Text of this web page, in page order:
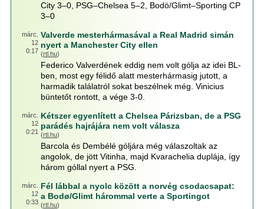
City 3–0, PSG–Chelsea 5–2, Bodö/Glimt–Sporting CP
3–0
márc.
12
0:17
Valverde mesterhármasával a Real Madrid simán
nyert a Manchester City ellen
(rtl.hu)
Federico Valverdének eddig nem volt gólja az idei BL-
ben, most egy félidő alatt mesterhármasig jutott, a
harmadik találatról sokat beszélnek még. Vinicius
büntetőt rontott, a vége 3-0.
márc.
12
0:21
Kétszer egyenlített a Chelsea Párizsban, de a PSG
parádés hajrájára nem volt válasza
(rtl.hu)
Barcola és Dembélé góljára még válaszoltak az
angolok, de jött Vitinha, majd Kvarachelia duplája, így
három góllal nyert a PSG.
márc.
12
0:33
Fél lábbal a nyolc között a norvég csodacsapat:
a Bodø/Glimt hárommal verte a Sportingot
(rtl.hu)